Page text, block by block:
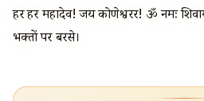
हर हर महादेव! जय कोणेश्वरर! ॐ नमः
भक्तों पर बरसे।